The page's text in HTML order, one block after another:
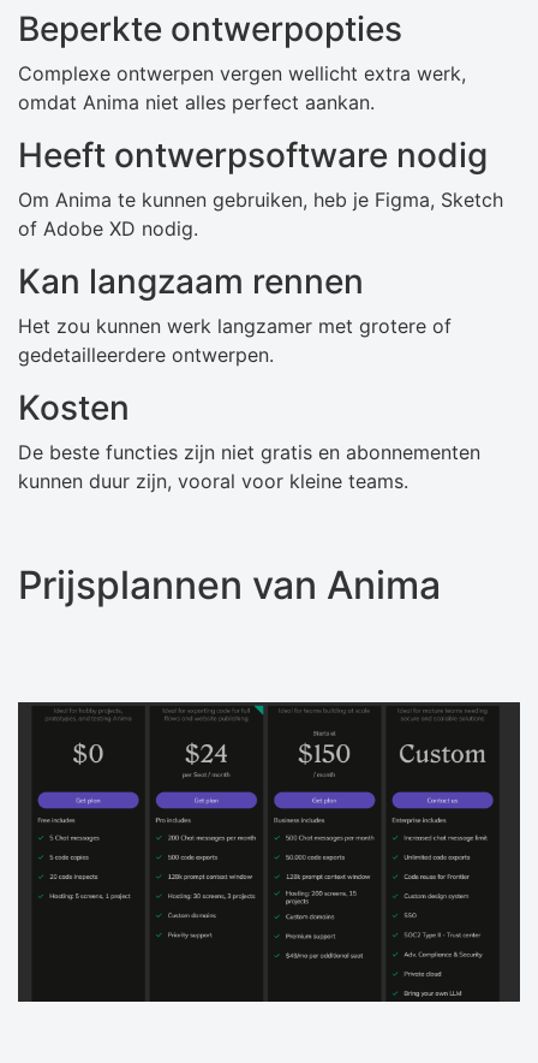
Beperkte ontwerpopties
Complexe ontwerpen vergen wellicht extra werk,
omdat Anima niet alles perfect aankan.
Heeft ontwerpsoftware nodig
Om Anima te kunnen gebruiken, heb je Figma, Sketch
of Adobe XD nodig.
Kan langzaam rennen
Het zou kunnen werk langzamer met grotere of
gedetailleerdere ontwerpen.
Kosten
De beste functies zijn niet gratis en abonnementen
kunnen duur zijn, vooral voor kleine teams.
Prijsplannen van Anima